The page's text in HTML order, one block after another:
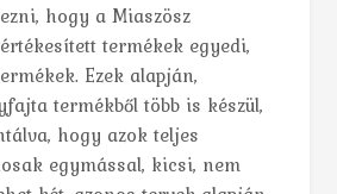
hogy a Miaszösz
termékek egyedi,
Ezek alapján,
termékből több is készül,
hogy azok teljes
egymással, kicsi, nem